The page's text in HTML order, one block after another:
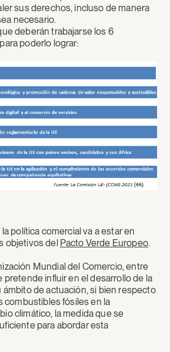
sus derechos, incluso de manera
necesario.
deberán trabajarse los 6
poderlo lograr:
política comercial va a estar en
objetivos del Pacto Verde Europeo.
Mundial del Comercio, entre
pretende influir en el desarrollo de la
de actuación, si bien respecto
combustibles fósiles en la
climático, la medida que se
para abordar esta